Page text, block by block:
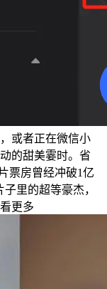
或者正在微信小
的甜美霎时。省
票房曾经冲破1亿
里的超等豪杰，
更多